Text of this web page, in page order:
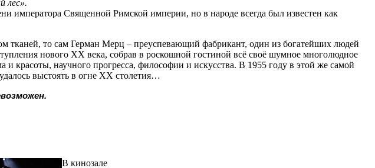
лес».
императора Священной Римской империи, но в народе всегда был известен как
тканей, то сам Герман Мерц – преуспевающий фабрикант, один из богатейших людей
нового XX века, собрав в роскошной гостиной всё своё шумное многолюдное
красоты, научного прогресса, философии и искусства. В 1955 году в этой же самой
выстоять в огне XX столетия…
В кинозале